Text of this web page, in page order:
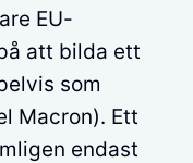
EU-
att bilda ett
som
Macron). Ett
endast